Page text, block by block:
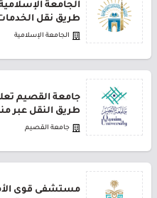
الجامعة
طريق نقل
الجامعة الإسلامية
طريق النقل عبر
جامعة القصيم
مستشفى قوى